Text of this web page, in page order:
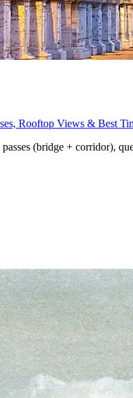
Rooftop Views & Best
(bridge + corridor),